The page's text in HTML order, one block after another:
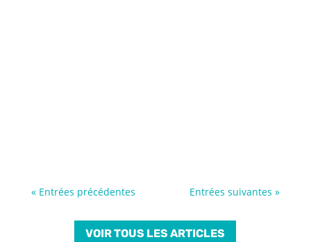
« Entrées précédentes Entrées suivantes »
VOIR TOUS LES ARTICLES